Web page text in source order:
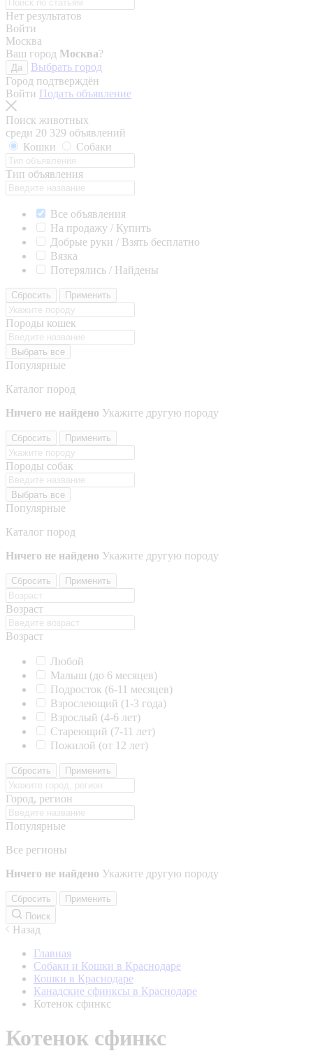
Нет результатов
Войти
Москва
Ваш город Москва?
Да
Выбрать город
Город подтверждён
Войти Подать объявление
Поиск животных
среди 20 329 объявлений
Кошки
Собаки
Тип объявления
Все объявления
На продажу / Купить
Добрые руки / Взять бесплатно
Вязка
Потерялись / Найдены
Сбросить Применить
Породы кошек
Выбрать все
Популярные
Каталог пород
Ничего не найдено Укажите другую породу
Сбросить Применить
Породы собак
Выбрать все
Популярные
Каталог пород
Ничего не найдено Укажите другую породу
Сбросить Применить
Возраст
Возраст
Любой
Малыш (до 6 месяцев)
Подросток (6-11 месяцев)
Взрослеющий (1-3 года)
Взрослый (4-6 лет)
Стареющий (7-11 лет)
Пожилой (от 12 лет)
Сбросить Применить
Город, регион
Популярные
Все регионы
Ничего не найдено Укажите другую породу
Сбросить
Применить
Поиск
Назад
Главная
Собаки и Кошки в Краснодаре
Кошки в Краснодаре
Канадские сфинксы в Краснодаре
Котенок сфинкс
Котенок сфинкс